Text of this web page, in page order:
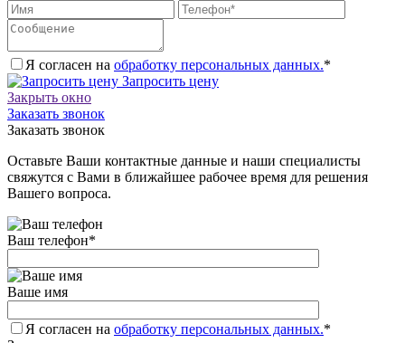
Я согласен на обработку персональных данных.*
Запросить цену
Закрыть окно
Заказать звонок
Заказать звонок
Оставьте Ваши контактные данные и наши специалисты
свяжутся с Вами в ближайшее рабочее время для решения
Вашего вопроса.
Ваш телефон*
Ваше имя
Я согласен на обработку персональных данных.*